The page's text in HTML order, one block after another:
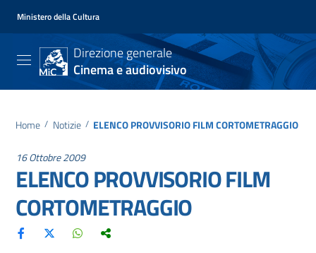
Ministero della Cultura
Direzione generale
Cinema e audiovisivo
Home / Notizie / ELENCO PROVVISORIO FILM CORTOMETRAGGIO
16 Ottobre 2009
ELENCO PROVVISORIO FILM
CORTOMETRAGGIO